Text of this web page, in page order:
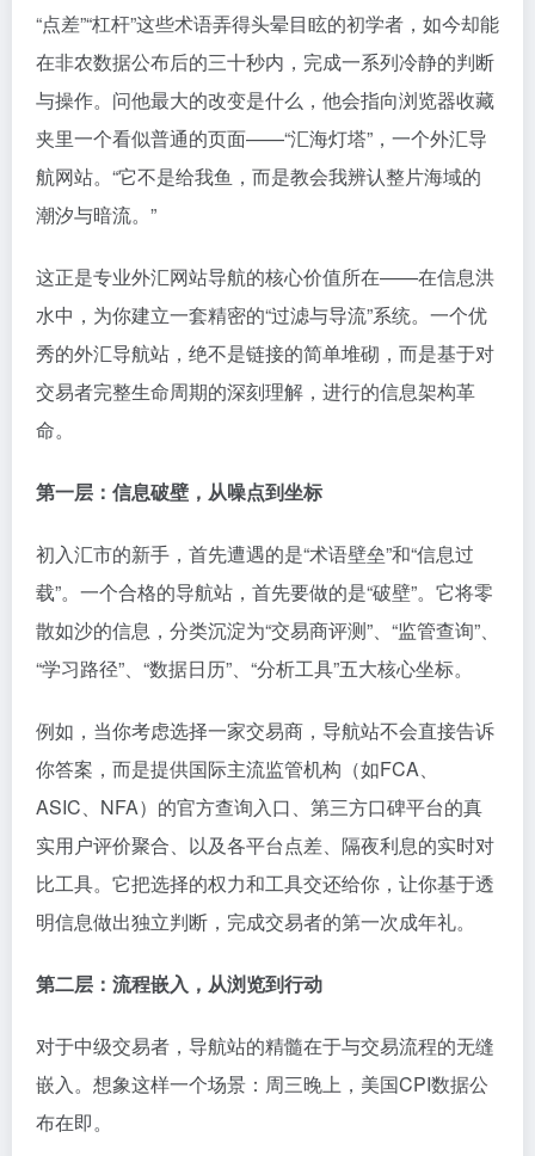
“点差”“杠杆”这些术语弄得头晕目眩的初学者，如今却能
在非农数据公布后的三十秒内，完成一系列冷静的判断
与操作。问他最大的改变是什么，他会指向浏览器收藏
夹里一个看似普通的页面——“汇海灯塔”，一个外汇导
航网站。“它不是给我鱼，而是教会我辨认整片海域的
潮汐与暗流。”
这正是专业外汇网站导航的核心价值所在——在信息洪
水中，为你建立一套精密的“过滤与导流”系统。一个优
秀的外汇导航站，绝不是链接的简单堆砌，而是基于对
交易者完整生命周期的深刻理解，进行的信息架构革
命。
第一层：信息破壁，从噪点到坐标
初入汇市的新手，首先遭遇的是“术语壁垒”和“信息过
载”。一个合格的导航站，首先要做的是“破壁”。它将零
散如沙的信息，分类沉淀为“交易商评测”、“监管查询”、
“学习路径”、“数据日历”、“分析工具”五大核心坐标。
例如，当你考虑选择一家交易商，导航站不会直接告诉
你答案，而是提供国际主流监管机构（如FCA、
ASIC、NFA）的官方查询入口、第三方口碑平台的真
实用户评价聚合、以及各平台点差、隔夜利息的实时对
比工具。它把选择的权力和工具交还给你，让你基于透
明信息做出独立判断，完成交易者的第一次成年礼。
第二层：流程嵌入，从浏览到行动
对于中级交易者，导航站的精髓在于与交易流程的无缝
嵌入。想象这样一个场景：周三晚上，美国CPI数据公
布在即。